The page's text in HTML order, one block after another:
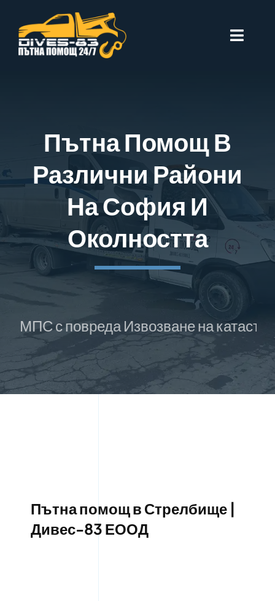
content
Toggle
София
Контакти
Пътна Помощ В
Различни Райони
На София И
Околността
повреда Извозване на
Пътна помощ в Стрелбище |
Дивес-83 ЕООД